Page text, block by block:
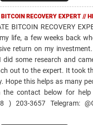
RECOVERY EXPERT //
BITCOIN RECOVERY
life, a few weeks back
return on my
some research and
out to the expert. It took
Hope this helps as many
contact below for help
203-3657 Telegram: